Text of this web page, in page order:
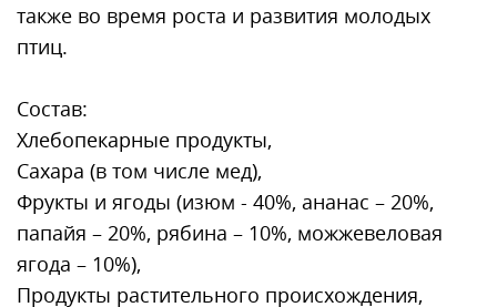
также во время роста и развития молодых
птиц.
Состав:
Хлебопекарные продукты,
Сахара (в том числе мед),
Фрукты и ягоды (изюм - 40%, ананас – 20%,
папайя – 20%, рябина – 10%, можжевеловая
ягода – 10%),
Продукты растительного происхождения,